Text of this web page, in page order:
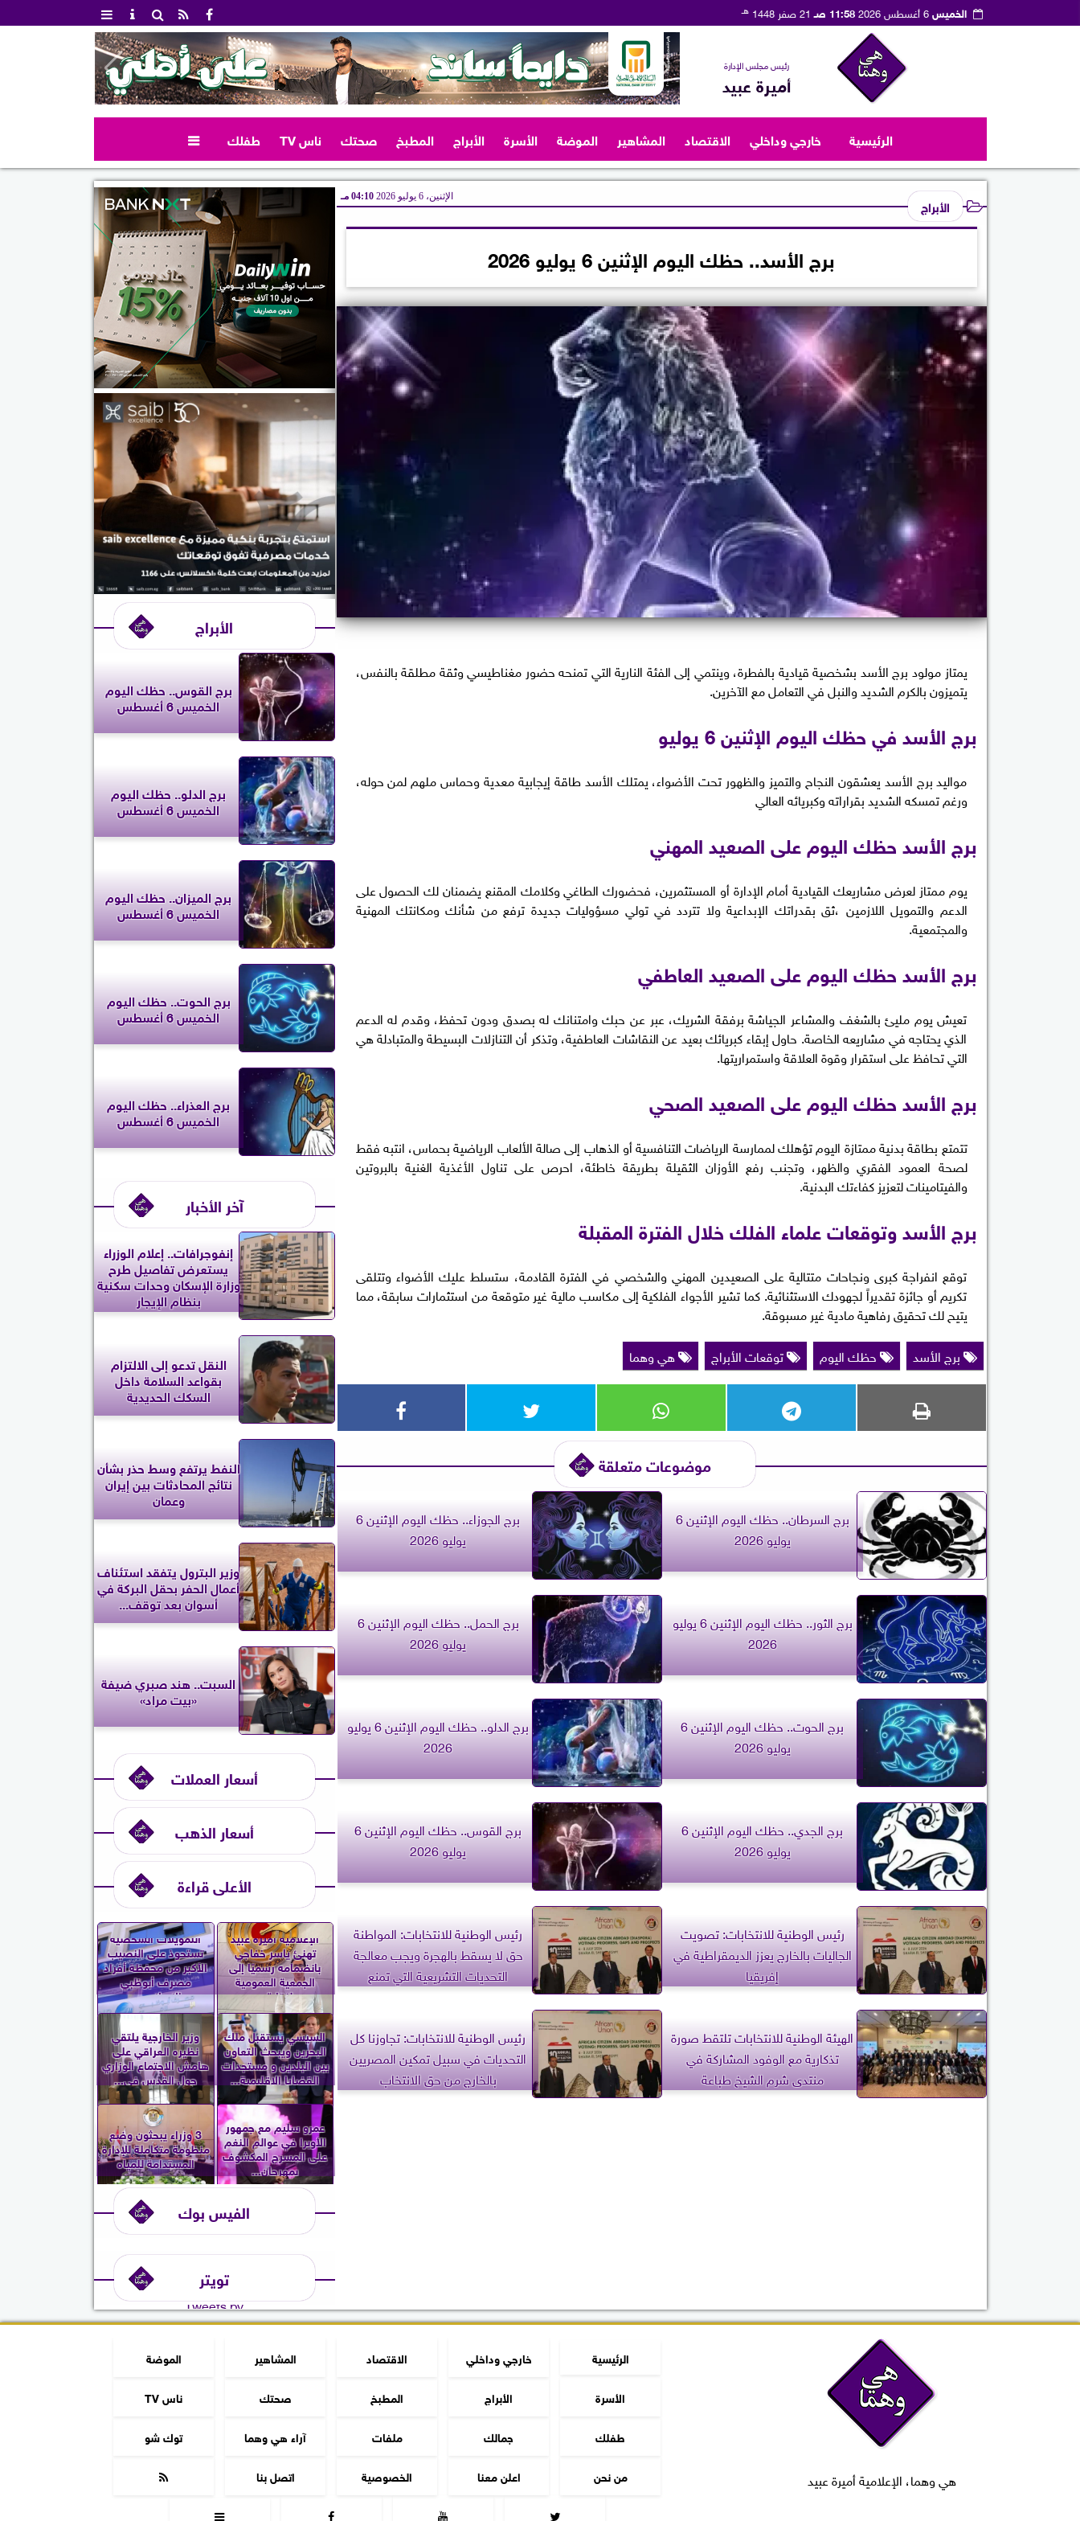
الخميس6 أغسطس 2026 11:58 صـ 21 صفر 1448 هـ
رئيس مجلس الإدارة
أميرة عبيد
الرئيسية خارجي وداخلي الاقتصاد المشاهير الموضة الأسرة الأبراج المطبخ صحتك ناس TV طفلك 
الأبراج الإثنين، 6 يوليو 2026 04:10 مـ
برج الأسد.. حظك اليوم الإثنين 6 يوليو 2026
يمتاز مولود برج الأسد بشخصية قيادية بالفطرة، وينتمي إلى الفئة النارية التي تمنحه حضور مغناطيسي وثقة مطلقة بالنفس،
يتميزون بالكرم الشديد والنبل في التعامل مع الآخرين.
برج الأسد في حظك اليوم الإثنين 6 يوليو
مواليد برج الأسد يعشقون النجاح والتميز والظهور تحت الأضواء، يمتلك الأسد طاقة إيجابية معدية وحماس ملهم لمن حوله،
ورغم تمسكه الشديد بقراراته وكبريائه العالي
برج الأسد حظك اليوم على الصعيد المهني
يوم ممتاز لعرض مشاريعك القيادية أمام الإدارة أو المستثمرين، فحضورك الطاغي وكلامك المقنع يضمنان لك الحصول على
الدعم والتمويل اللازمين ،ثق بقدراتك الإبداعية ولا تتردد في تولي مسؤوليات جديدة ترفع من شأنك ومكانتك المهنية
والمجتمعية.
برج الأسد حظك اليوم على الصعيد العاطفي
تعيش يوم مليئ بالشغف والمشاعر الجياشة برفقة الشريك، عبر عن حبك وامتنانك له بصدق ودون تحفظ، وقدم له الدعم
الذي يحتاجه في مشاريعه الخاصة. حاول إبقاء كبريائك بعيد عن النقاشات العاطفية، وتذكر أن التنازلات البسيطة والمتبادلة هي
التي تحافظ على استقرار وقوة العلاقة واستمراريتها.
برج الأسد حظك اليوم على الصعيد الصحي
تتمتع بطاقة بدنية ممتازة اليوم تؤهلك لممارسة الرياضات التنافسية أو الذهاب إلى صالة الألعاب الرياضية بحماس، انتبه فقط
لصحة العمود الفقري والظهر، وتجنب رفع الأوزان الثقيلة بطريقة خاطئة، احرص على تناول الأغذية الغنية بالبروتين
والفيتامينات لتعزيز كفاءتك البدنية.
برج الأسد وتوقعات علماء الفلك خلال الفترة المقبلة
توقع انفراجة كبرى ونجاحات متتالية على الصعيدين المهني والشخصي في الفترة القادمة، ستسلط عليك الأضواء وتتلقى
تكريم أو جائزة تقديراً لجهودك الاستثنائية. كما تشير الأجواء الفلكية إلى مكاسب مالية غير متوقعة من استثمارات سابقة، مما
يتيح لك تحقيق رفاهية مادية غير مسبوقة.
برج الأسد
حظك اليوم توقعات الأبراج هي وهما
موضوعات متعلقة
برج السرطان.. حظك اليوم الإثنين 6
يوليو 2026
برج الجوزاء.. حظك اليوم الإثنين 6
يوليو 2026
برج الثور.. حظك اليوم الإثنين 6 يوليو
2026
برج الحمل.. حظك اليوم الإثنين 6
يوليو 2026
برج الحوت.. حظك اليوم الإثنين 6
يوليو 2026
برج الدلو.. حظك اليوم الإثنين 6 يوليو
2026
برج الجدي.. حظك اليوم الإثنين 6
يوليو 2026
برج القوس.. حظك اليوم الإثنين 6
يوليو 2026
رئيس الوطنية للانتخابات: تصويت
الجاليات بالخارج يعزز الديمقراطية في
إفريقيا
رئيس الوطنية للانتخابات: المواطنة
حق لا يسقط بالهجرة ويجب معالجة
التحديات التشريعية التي تمنع
التصويت بالخارج
الهيئة الوطنية للانتخابات تلتقط صورة
تذكارية مع الوفود المشاركة في
منتدى شرم الشيخ طباعة
رئيس الوطنية للانتخابات: تجاوزنا كل
التحديات في سبيل تمكين المصريين
بالخارج من حق الانتخاب
الأبراج
برج القوس.. حظك اليوم
الخميس 6 أغسطس
برج الدلو.. حظك اليوم
الخميس 6 أغسطس
برج الميزان.. حظك اليوم
الخميس 6 أغسطس
برج الحوت.. حظك اليوم
الخميس 6 أغسطس
برج العذراء.. حظك اليوم
الخميس 6 أغسطس
آخر الأخبار
إنفوجرافات.. إعلام الوزراء
يستعرض تفاصيل طرح
وزارة الإسكان وحدات سكنية
بنظام الإيجار
النقل تدعو إلى الالتزام
بقواعد السلامة داخل
السكك الحديدية
النفط يرتفع وسط حذر بشأن
نتائج المحادثات بين إيران
وعمان
وزير البترول يتفقد استئناف
أعمال الحفر بحقل البركة في
أسوان بعد توقف...
السبت.. هند صبري ضيفة
«بيت مراد»
أسعار العملات
أسعار الذهب
الأعلى قراءة
الإعلامية أميرة عبيد
تهنئ ياسر خفاجي
بانضمامه رسميًا إلى
الجمعية العمومية
لنقابة...
التمويلات الشخصية
تستحوذ على النصيب
الأكبر من محفظة أفراد
مصرف أبوظبي
الإسلامي...
السيسي يستقبل ملك
البحرين ويبحث التعاون
بين البلدين و مستجدات
القضايا الإقليمية...
وزير الخارجية يلتقي
نظيره العراقي على
هامش الاجتماع الوزاري
حول القدس في...
عمرو سليم مع جمهور
الأوبرا في عوالم النغم
على المسرح المكشوف
بمهرجان...
3 وزراء يبحثون وضع
منظومة متكاملة للإدارة
المستدامة للمياه
الفيس بوك
تويتر
Tweets by
هي وهما، الإعلامية أميرة عبيد
الرئيسية خارجي وداخلي الاقتصاد المشاهير
الموضة
الأسرة
الأبراج المطبخ صحتك
ناس TV
طفلك
جمالك ملفات آراء هي وهما
توك شو
من نحن
اعلن معنا الخصوصية اتصل بنا




